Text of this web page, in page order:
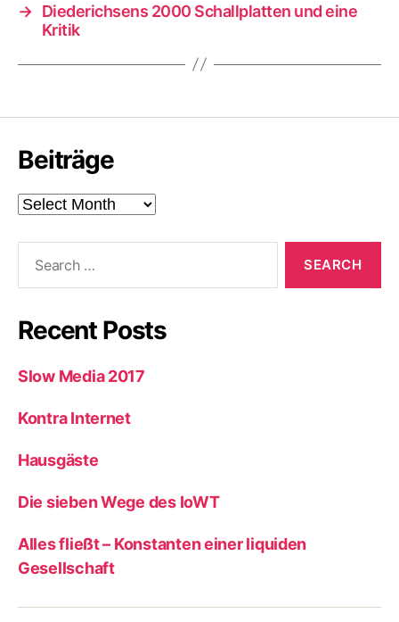
→ Diederichsens 2000 Schallplatten und eine
Kritik
Beiträge
Beiträge
Recent Posts
Slow Media 2017
Kontra Internet
Hausgäste
Die sieben Wege des IoWT
Alles fließt – Konstanten einer liquiden
Gesellschaft